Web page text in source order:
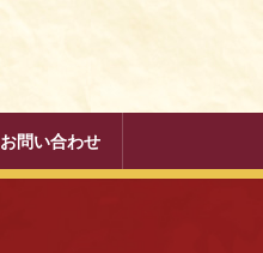
お問い合わせ